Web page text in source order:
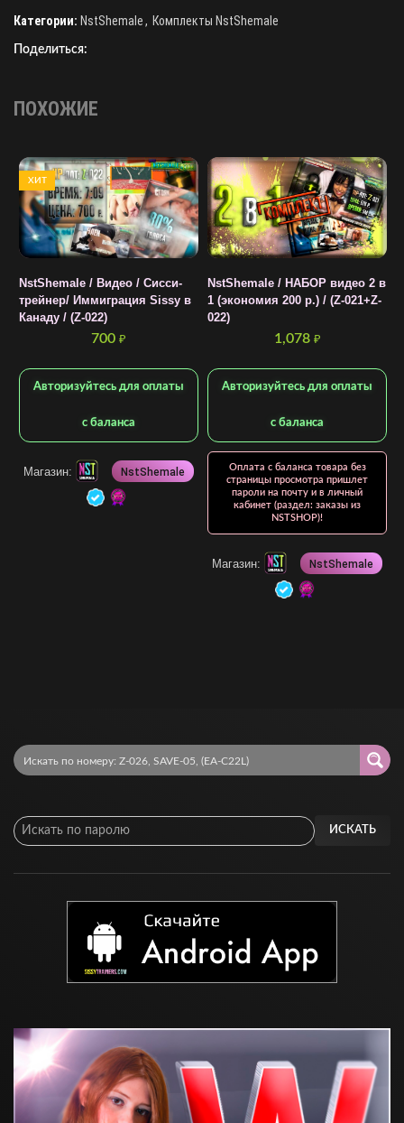
Категории: NstShemale, Комплекты NstShemale
Поделиться:
ПОХОЖИЕ
ХИТ
NstShemale / Видео / Cисси-
трейнер/ Иммиграция Sissy в
Канаду / (Z-022)
700 ₽
Авторизуйтесь для оплаты
с баланса
Магазин: NstShemale
NstShemale / НАБОР видео 2 в
1 (экономия 200 р.) / (Z-021+Z-
022)
1,078 ₽
Авторизуйтесь для оплаты
с баланса
Оплата с баланса товара без
страницы просмотра пришлет
пароли на почту и в личный
кабинет (раздел: заказы из
NSTSHOP)!
Магазин: NstShemale
ИСКАТЬ